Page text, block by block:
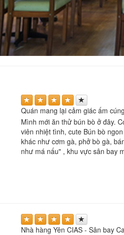
Quán mang lại cảm giác ấm
Mình mới ăn thử bún bò ở đây.
viên nhiệt tình, cute Bún bò
khác như cơm gà, phở bò gà,
như má nấu" , khu vực sân bay
Nhà hàng Yên CIAS - Sân bay